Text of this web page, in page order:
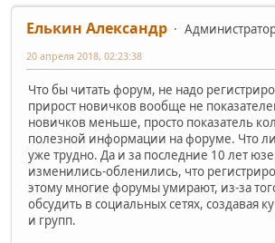
Елькин Александр
20 апреля 2018, 02:23:38
Что бы читать форум, не надо
прирост новичков вообще не
новичков меньше, просто показатель
полезной информации на форуме. Что
уже трудно. Да и за последние 10 лет
изменились-обленились, что
этому многие форумы умирают, из-за
обсудить в социальных сетях, создавая
и групп.